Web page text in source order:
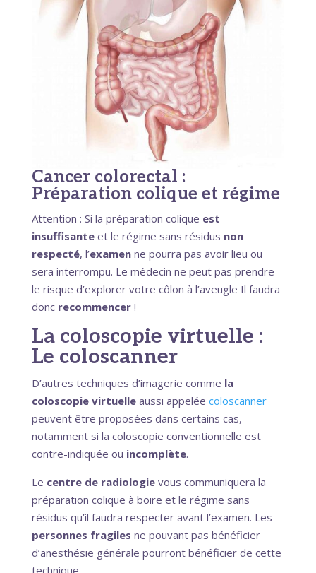
Cancer colorectal :
Préparation colique et régime
Attention : Si la préparation colique est
insuffisanteet le régime sans résidus non
respecté, l’examen ne pourra pas avoir lieu ou
sera interrompu. Le médecin ne peut pas prendre
le risque d’explorer votre côlon à l’aveugle Il faudra
donc recommencer!
La coloscopie virtuelle :
Le coloscanner
D’autres techniques d’imagerie comme la
coloscopie virtuelleaussi appelée coloscanner
peuvent être proposées dans certains cas,
notamment si la coloscopie conventionnelle est
contre-indiquée ou incomplète.
Le centre de radiologievous communiquera la
préparation colique à boire et le régime sans
résidus qu’il faudra respecter avant l’examen. Les
personnes fragiles ne pouvant pas bénéficier
d’anesthésie générale pourront bénéficier de cette
technique.